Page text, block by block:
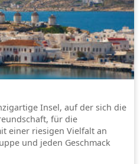
Insel, auf der sich die
für die
einer riesigen Vielfalt an
und jeden Geschmack